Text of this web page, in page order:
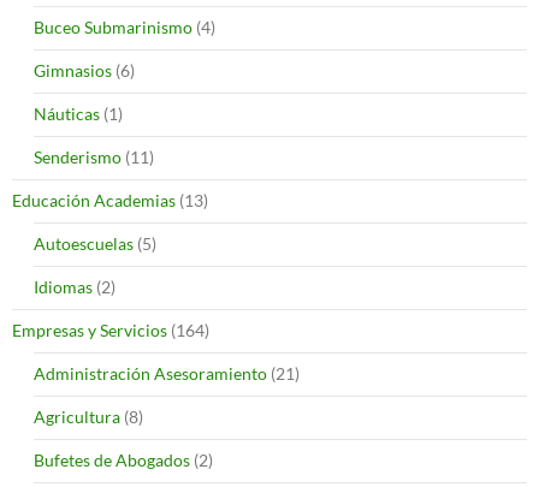
Buceo Submarinismo (4)
Gimnasios (6)
Náuticas (1)
Senderismo (11)
Educación Academias (13)
Autoescuelas (5)
Idiomas (2)
Empresas y Servicios (164)
Administración Asesoramiento (21)
Agricultura (8)
Bufetes de Abogados (2)